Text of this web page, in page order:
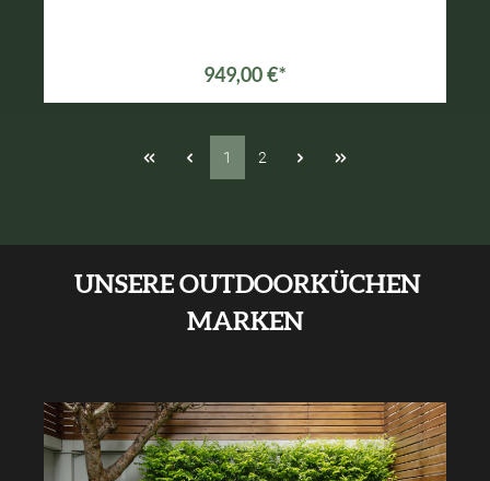
949,00 €*
1 2
UNSERE OUTDOORKÜCHEN
MARKEN